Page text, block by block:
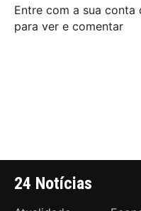
Entre com a sua conta
para ver e comentar
24 Notícias